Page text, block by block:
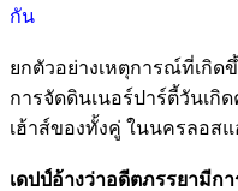
กัน
ยกตัวอย่างเหตุการณ์ที่เกิด
การจัดดินเนอร์ปาร์ตี้วันเกิ
เฮ้าส์ของทั้งคู่ ในนครลอสแ
เดปป์อ้างว่าอดีตภรรยามีก